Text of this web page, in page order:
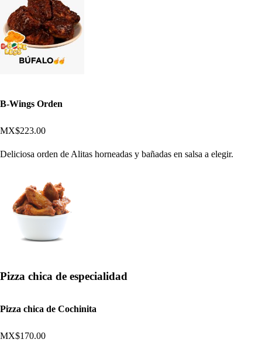
B-Wings Orden
MX$223.00
Deliciosa orden de Alitas horneadas y bañadas en salsa a elegir.
Pizza chica de especialidad
Pizza chica de Cochinita
MX$170.00